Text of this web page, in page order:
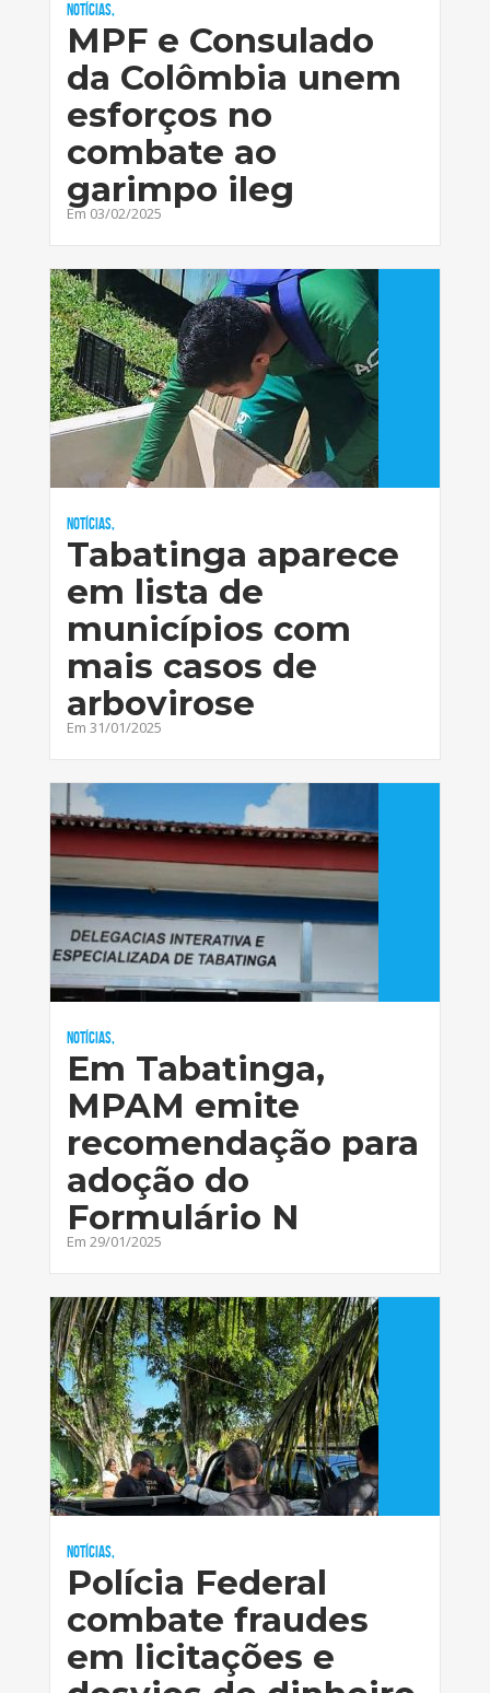
Notícias,
MPF e Consulado
da Colômbia unem
esforços no
combate ao
garimpo ileg
Em 03/02/2025
Notícias,
Tabatinga aparece
em lista de
municípios com
mais casos de
arbovirose
Em 31/01/2025
Notícias,
Em Tabatinga,
MPAM emite
recomendação para
adoção do
Formulário N
Em 29/01/2025
Notícias,
Polícia Federal
combate fraudes
em licitações e